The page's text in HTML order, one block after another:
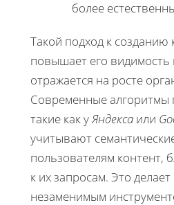
более
Такой подход к созданию
повышает его видимость
отражается на росте
Современные алгоритмы
такие как уЯндекса или
учитывают
пользователям контент,
к их запросам. Это
незаменимым